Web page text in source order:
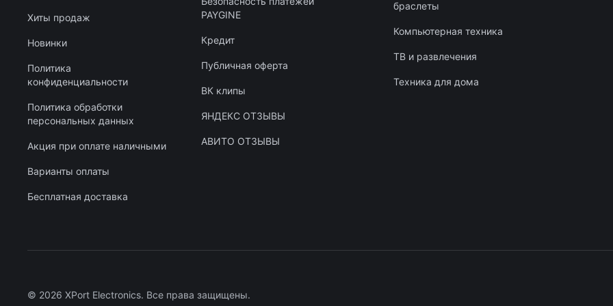
Хиты продаж
Новинки
Политика
конфиденциальности
Политика обработки
персональных данных
Акция при оплате наличными
Варианты оплаты
Бесплатная доставка
PAYGINE
Кредит
Публичная оферта
ВК клипы
ЯНДЕКС ОТЗЫВЫ
АВИТО ОТЗЫВЫ
браслеты
Компьютерная техника
ТВ и развлечения
Техника для дома
© 2026 XPort Electronics. Все права защищены.